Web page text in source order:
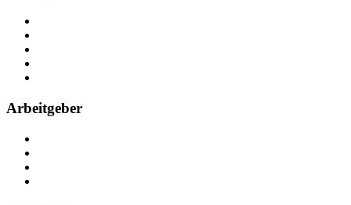
Arbeitgeber